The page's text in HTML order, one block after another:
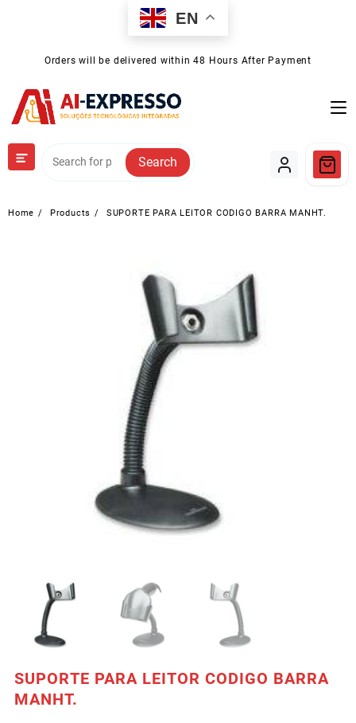
EN
Orders will be delivered within 48 Hours After Payment
Search
Home Products SUPORTE PARA LEITOR CODIGO BARRA MANHT.
SUPORTE PARA LEITOR CODIGO BARRA
MANHT.